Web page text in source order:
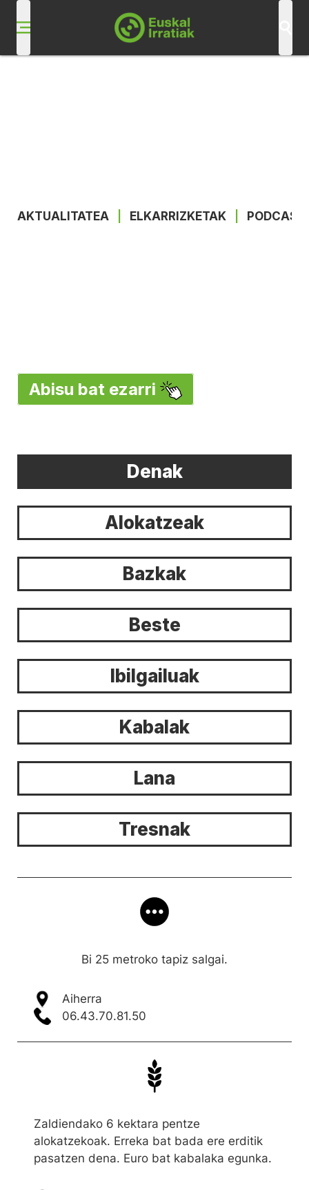
AKTUALITATEA ELKARRIZKETAK
Abisu bat ezarri
Denak
Alokatzeak
Bazkak
Beste
Ibilgailuak
Kabalak
Lana
Tresnak
Bi 25 metroko tapiz salgai.
Aiherra
06.43.70.81.50
Zaldiendako 6 kektara pentze
alokatzekoak. Erreka bat bada ere erditik
pasatzen dena. Euro bat kabalaka egunka.